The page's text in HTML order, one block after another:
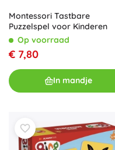
Montessori Tastbare
Puzzelspel voor Kinderen
Op voorraad
€ 7,80
In mandje